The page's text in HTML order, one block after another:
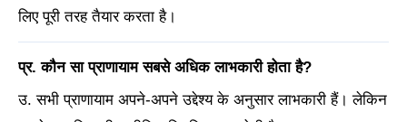
लिए पूरी तरह तैयार करता है।
प्र. कौन सा प्राणायाम सबसे अधिक लाभकारी होता है?
उ. सभी प्राणायाम अपने-अपने उद्देश्य के अनुसार लाभकारी हैं। लेकिन